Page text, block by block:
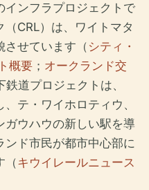
インフラプロジェクトで
CRL）は、ワイトマタ
させています（ シティ・
概要 ； オークランド交
鉄道プロジェクトは、
テ・ワイホロティウ、
ガウハウの新しい駅を導
ンド市民が都市中心部に
（キウイレールニュース